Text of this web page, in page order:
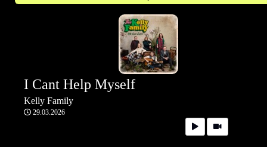
I Cant Help Myself
Kelly Family
29.03.2026